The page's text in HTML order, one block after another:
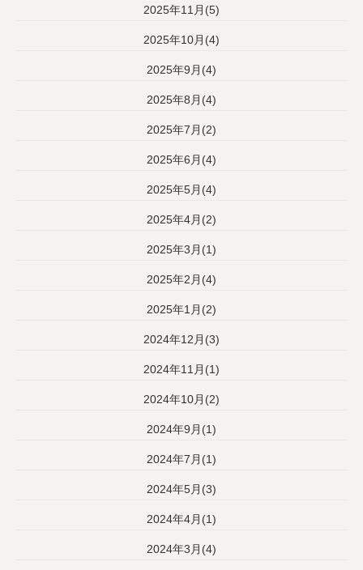
2025年11月(5)
2025年10月(4)
2025年9月(4)
2025年8月(4)
2025年7月(2)
2025年6月(4)
2025年5月(4)
2025年4月(2)
2025年3月(1)
2025年2月(4)
2025年1月(2)
2024年12月(3)
2024年11月(1)
2024年10月(2)
2024年9月(1)
2024年7月(1)
2024年5月(3)
2024年4月(1)
2024年3月(4)